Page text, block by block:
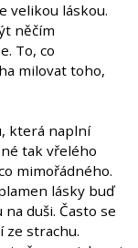
velikou láskou.
něčím
To, co
milovat toho,
která naplní
tak vřelého
mimořádného.
lásky buď
duši. Často se
ze strachu.